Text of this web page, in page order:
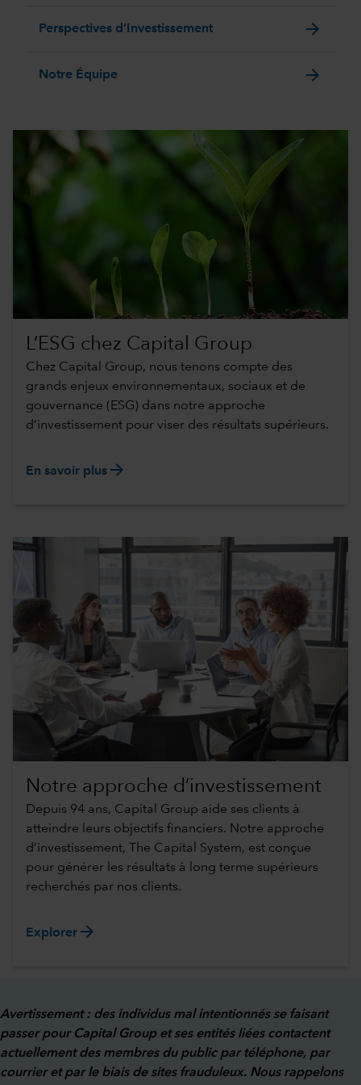
Perspectives d’Investissement arrow_forward
Notre Équipe arrow_forward
L’ESG chez Capital Group
Chez Capital Group, nous tenons compte des
grands enjeux environnementaux, sociaux et de
gouvernance (ESG) dans notre approche
d’investissement pour viser des résultats supérieurs.
En savoir plus arrow_forward
Notre approche d’investissement
Depuis 94 ans, Capital Group aide ses clients à
atteindre leurs objectifs financiers. Notre approche
d’investissement, The Capital System, est conçue
pour générer les résultats à long terme supérieurs
recherchés par nos clients.
Explorer arrow_forward
Avertissement : des individus mal intentionnés se faisant
passer pour Capital Group et ses entités liées contactent
actuellement des membres du public par téléphone, par
courrier et par le biais de sites frauduleux. Nous rappelons